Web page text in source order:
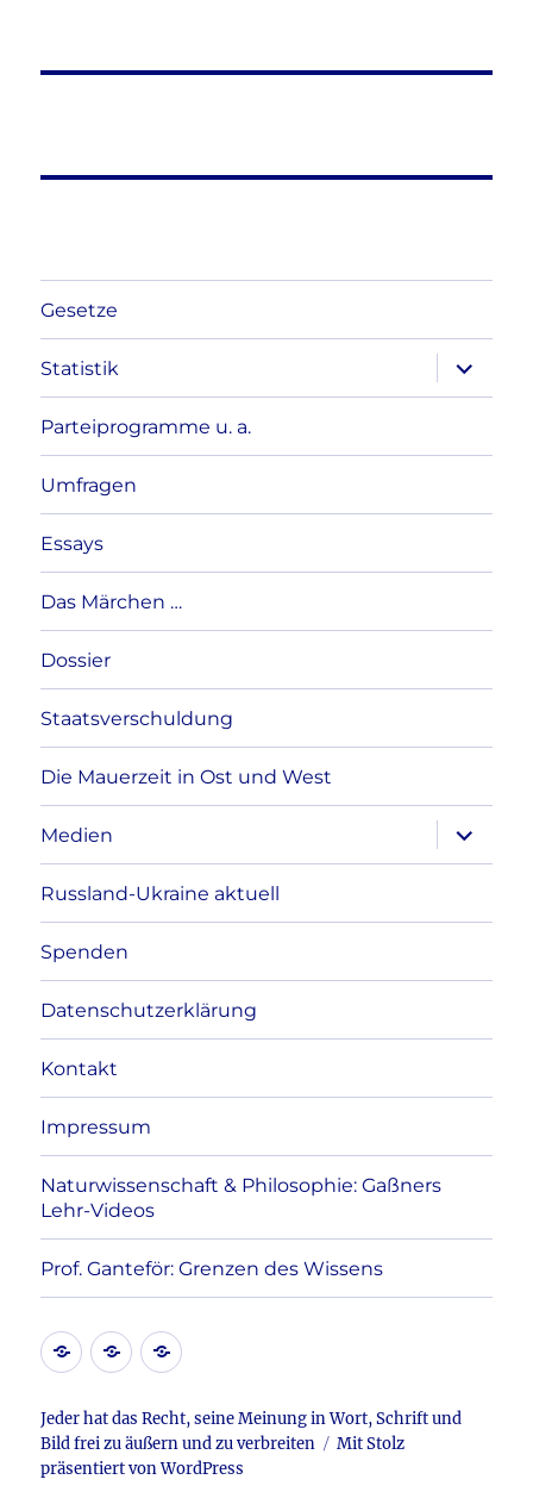
Gesetze
Statistik
anzeigen
Parteiprogramme u. a.
Umfragen
Essays
Das Märchen …
Dossier
Staatsverschuldung
Die Mauerzeit in Ost und West
Medien
anzeigen
Russland-Ukraine aktuell
Spenden
Datenschutzerklärung
Kontakt
Impressum
Naturwissenschaft & Philosophie: Gaßners
Lehr-Videos
Prof. Ganteför: Grenzen des Wissens
KontaktDatenschutzerklärung
Impressum
Jeder hat das Recht, seine Meinung in Wort, Schrift und
Bild frei zu äußern und zu verbreiten
Mit Stolz
präsentiert von WordPress